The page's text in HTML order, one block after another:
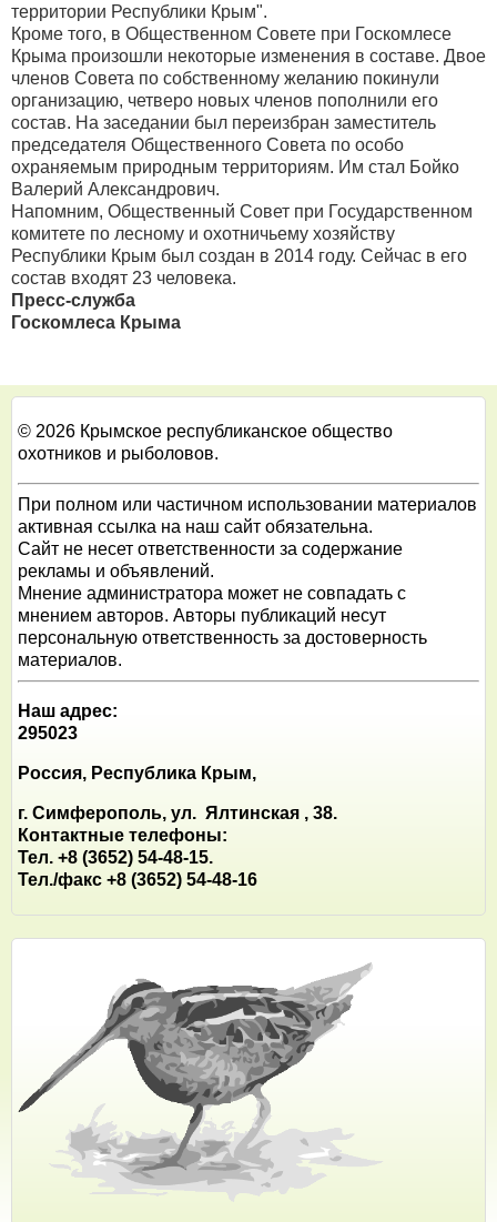
территории Республики Крым".
Кроме того, в Общественном Совете при Госкомлесе
Крыма произошли некоторые изменения в составе. Двое
членов Совета по собственному желанию покинули
организацию, четверо новых членов пополнили его
состав. На заседании был переизбран заместитель
председателя Общественного Совета по особо
охраняемым природным территориям. Им стал Бойко
Валерий Александрович.
Напомним, Общественный Совет при Государственном
комитете по лесному и охотничьему хозяйству
Республики Крым был создан в 2014 году. Сейчас в его
состав входят 23 человека.
Пресс-служба
Госкомлеса Крыма
© 2026 Крымское республиканское общество
охотников и рыболовов.
При полном или частичном использовании материалов
активная ссылка на наш сайт обязательна.
Сайт не несет ответственности за содержание
рекламы и объявлений.
Мнение администратора может не совпадать с
мнением авторов. Авторы публикаций несут
персональную ответственность за достоверность
материалов.
Наш адрес:
295023
Россия, Республика Крым,
г. Симферополь, ул. Ялтинская , 38.
Контактные телефоны:
Тел. +8 (3652) 54-48-15.
Тел./факс +8 (3652) 54-48-16